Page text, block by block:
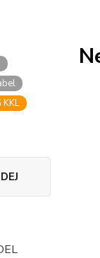
KKL